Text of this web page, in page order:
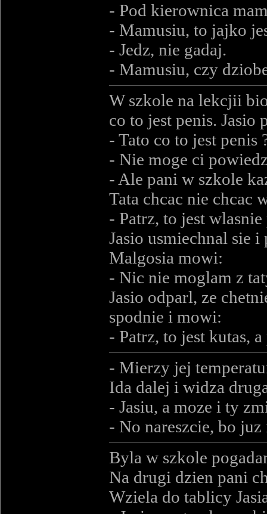
- Pod kierownica
- Mamusiu, to jajko
- Jedz, nie gadaj.
- Mamusiu, czy
W szkole na lekcjii
co to jest penis.
- Tato co to jest penis
- Nie moge ci
- Ale pani w szkole
Tata chcac nie chcac
- Patrz, to jest wlasnie
Jasio usmiechnal sie
Malgosia mowi:
- Nic nie moglam z
Jasio odparl, ze
spodnie i mowi:
- Patrz, to jest kutas,
- Mierzy jej
Ida dalej i widza
- Jasiu, a moze i ty
- No nareszcie, bo
Byla w szkole
Na drugi dzien pani
Wziela do tablicy